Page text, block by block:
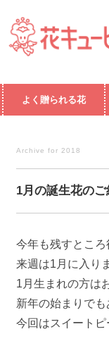
よく贈られる花
Archive for 2018
1月の誕生花の
今年も残すところ
来週は1月に入り
1月生まれの方は
新年の始まりでも
今回はスイートピ